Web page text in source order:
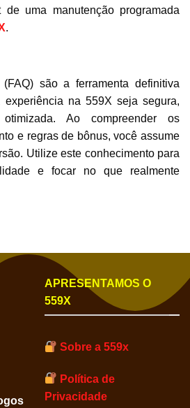
de uma manutenção programada
.
(FAQ) são a ferramenta definitiva
na 559X seja segura,
Ao compreender os
e regras de bônus, você assume
Utilize este conhecimento para
e focar no que realmente
APRESENTAMOS O
559X
Sobre a 559x
Política de
Privacidade